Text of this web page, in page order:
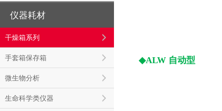
仪器耗材
干燥箱系列
手套箱保存箱
微生物分析
生命科学类仪器
◆ALW 自动型